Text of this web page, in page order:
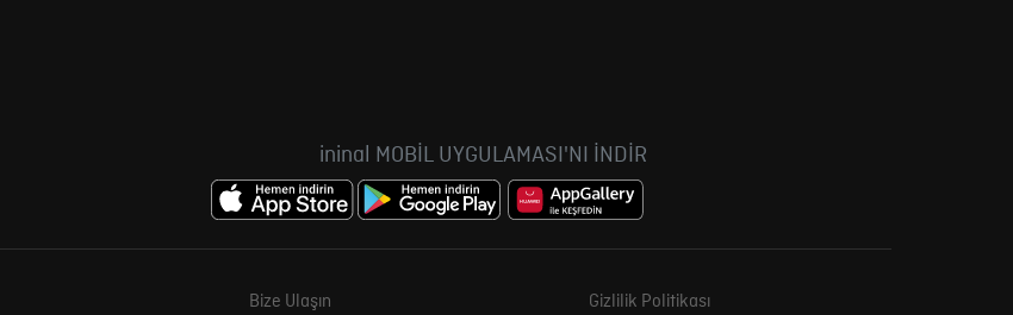
ininal MOBİL UYGULAMASI'NI İNDİR
Bize Ulaşın
Gizlilik Politikası